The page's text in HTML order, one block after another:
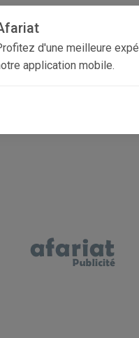
d'une meilleure
application mobile.
Grand Tunis Ariana